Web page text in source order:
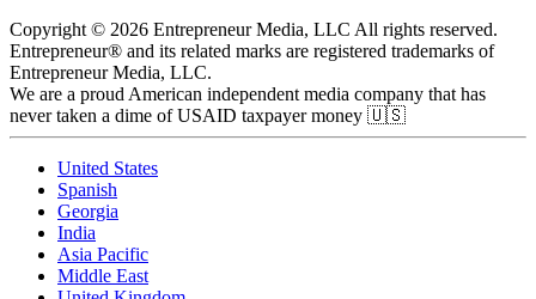
Copyright © 2026 Entrepreneur Media, LLC All rights reserved.
Entrepreneur® and its related marks are registered trademarks of
Entrepreneur Media, LLC.
We are a proud American independent media company that has
never taken a dime of USAID taxpayer money 🇺🇸
United States
Spanish
Georgia
India
Asia Pacific
Middle East